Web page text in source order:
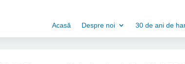
Acasă Despre noi 30 de ani de